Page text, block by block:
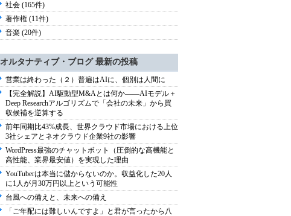
社会 (165件)
著作権 (11件)
音楽 (20件)
オルタナティブ・ブログ 最新の投稿
営業は終わった（２）普遍はAIに、個別は人間に
【完全解説】AI駆動型M&Aとは何か――AIモデル＋
Deep Researchアルゴリズムで「会社の未来」から買
収候補を逆算する
前年同期比43%成長、世界クラウド市場における上位
3社シェアとネオクラウド企業9社の影響
WordPress最強のチャットボット（圧倒的な高機能と
高性能、業界最安値）を実現した理由
YouTuberは本当に儲からないのか。収益化した20人
に1人が月30万円以上という可能性
台風への備えと、未来への備え
「ご年配には難しいんですよ」と君が言ったから八